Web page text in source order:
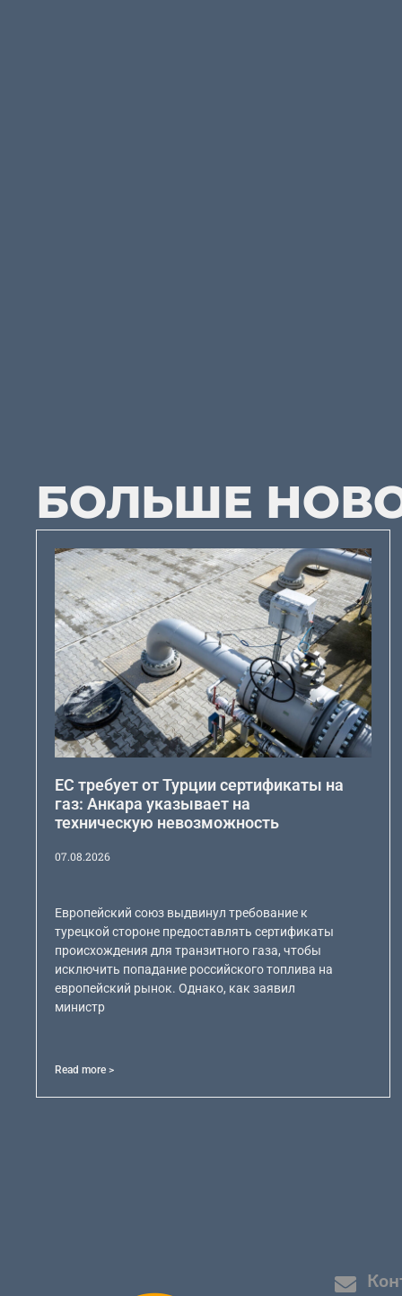
БОЛЬШЕ
ЕС требует от Турции сертификаты на
газ: Анкара указывает на
техническую невозможность
07.08.2026
Европейский союз выдвинул требование к
турецкой стороне предоставлять сертификаты
происхождения для транзитного газа, чтобы
исключить попадание российского топлива на
европейский рынок. Однако, как заявил
министр
Read more >